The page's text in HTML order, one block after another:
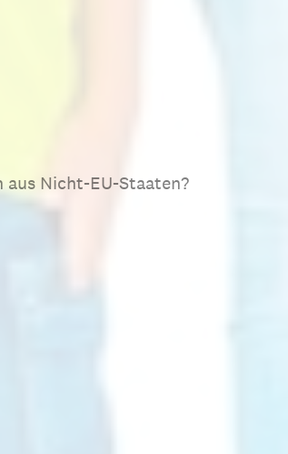
Nicht-EU-Staaten?